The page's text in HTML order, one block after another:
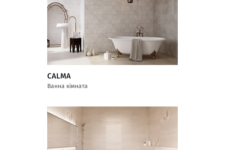
CALMA
Ванна кімната